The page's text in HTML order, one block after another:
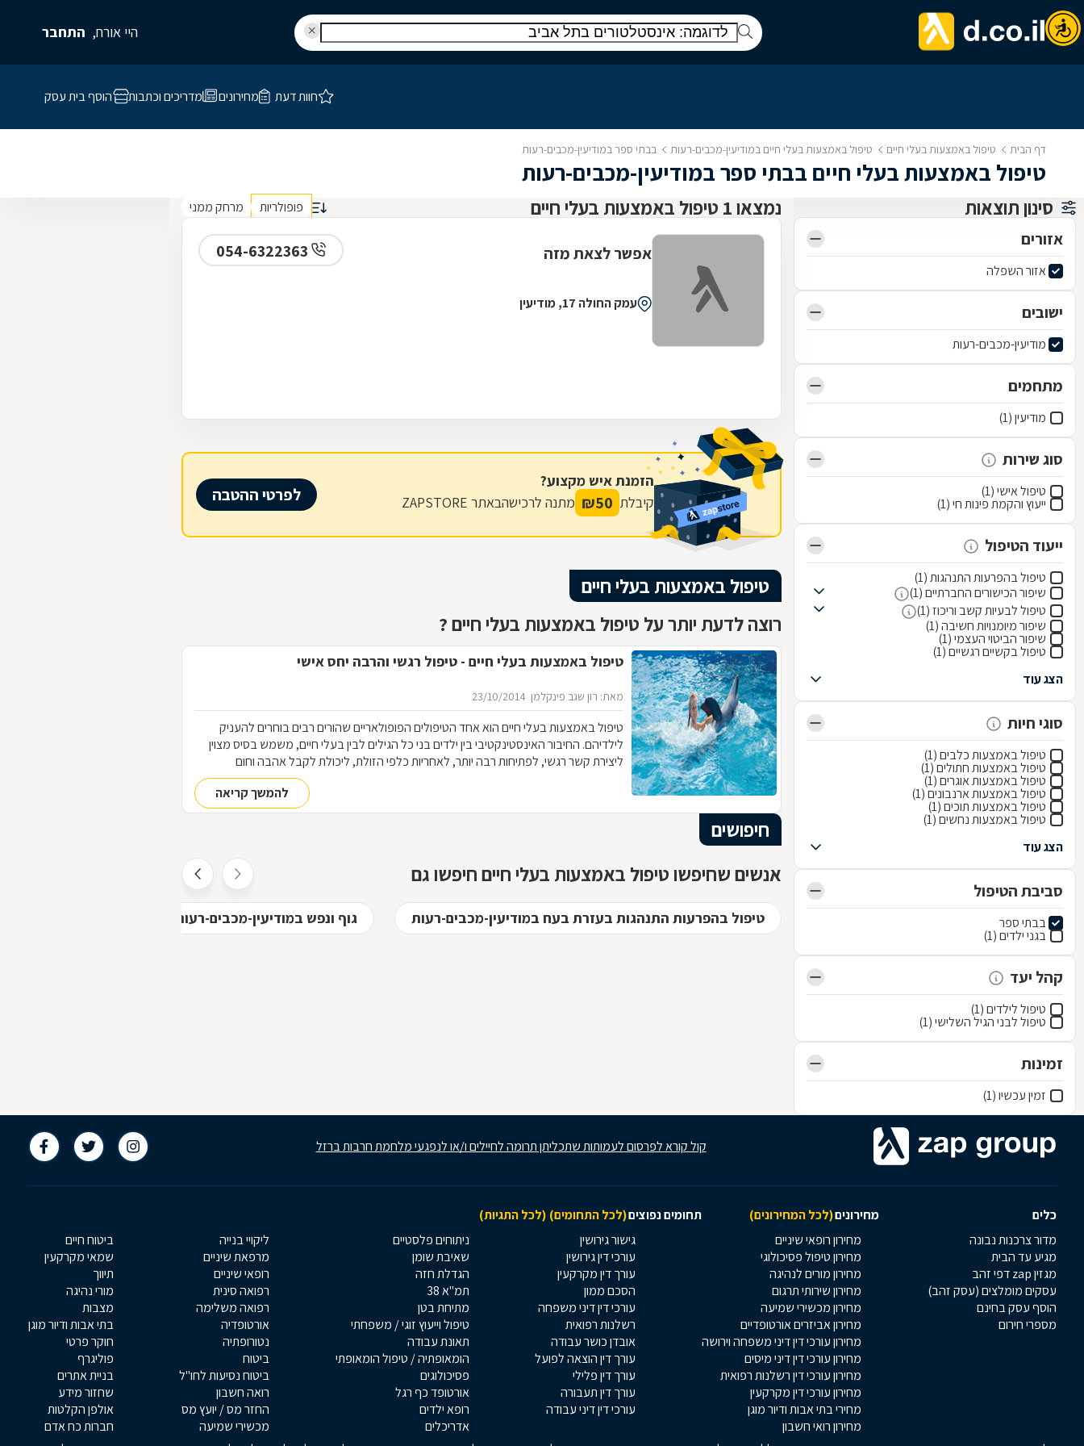
היי אורח, התחבר
חוות דעת מחירונים מדריכים וכתבות הוסף בית עסק
דף הבית טיפול באמצעות בעלי חיים טיפול באמצעות בעלי חיים במודיעין-מכבים-רעות בבתי ספר במודיעין-מכבים-רעות
טיפול באמצעות בעלי חיים בבתי ספר במודיעין-מכבים-רעות
סינון תוצאות
אזורים
אזור השפלה
ישובים
מודיעין-מכבים-רעות
מתחמים
מודיעין (1)
סוג שירות
טיפול אישי (1)
ייעוץ והקמת פינות חי (1)
ייעוד הטיפול
טיפול בהפרעות התנהגות (1)
שיפור הכישורים החברתיים (1)
טיפול לבעיות קשב וריכוז (1)
שיפור מיומנויות חשיבה (1)
שיפור הביטוי העצמי (1)
טיפול בקשיים רגשיים (1)
הצג עוד
סוגי חיות
טיפול באמצעות כלבים (1)
טיפול באמצעות חתולים (1)
טיפול באמצעות אוגרים (1)
טיפול באמצעות ארנבונים (1)
טיפול באמצעות תוכים (1)
טיפול באמצעות נחשים (1)
הצג עוד
סביבת הטיפול
בבתי ספר
בגני ילדים (1)
קהל יעד
טיפול לילדים (1)
טיפול לבני הגיל השלישי (1)
זמינות
זמין עכשיו (1)
נמצאו 1 טיפול באמצעות בעלי חיים פופולריות מרחק ממני
אפשר לצאת מזה
עמק החולה 17, מודיעין
הזמנת איש מקצוע?
קיבלת 50
₪ מתנה לרכישהבאתר ZAPSTORE לפרטי ההטבה
טיפול באמצעות בעלי חיים
רוצה לדעת יותר על טיפול באמצעות בעלי חיים ?
טיפול באמצעות בעלי חיים - טיפול רגשי והרבה יחס אישי
מאת: רון שגב פינקלמן 23/10/2014
טיפול באמצעות בעלי חיים הוא אחד הטיפולים הפופולאריים שהורים רבים בוחרים להעניק
לילדיהם. החיבור האינסטינקטיבי בין ילדים בני כל הגילים לבין בעלי חיים, משמש בסיס מצוין
ליצירת קשר רגשי, לפתיחות רבה יותר, לאחריות כלפי הזולת, ליכולת לקבל אהבה וחום
ועוד-ועוד. הקשר שנוצר בין הילדים ובין בעלי החיים, מאפשר טיפול רגשי בבעיות ובקשיים
מסוגים שונים. איך בוחרים את החיה המתאימה לטיפול בבעיה מסוימת, ומהו המסלול להכשרת
מטפלים בתחום? בכתבה שלפניכם.
להמשך קריאה
חיפושים
אנשים שחיפשו טיפול באמצעות בעלי חיים חיפשו גם
טיפול בהפרעות התנהגות בעזרת בעח במודיעין-מכבים-רעות גוף ונפש במודיעין-מכבים-רעות
קול קורא לפרסום לעמותות שתכליתן תרומה לחיילים ו/או לנפגעי מלחמת חרבות ברזל
כלים מחירונים(לכל המחירונים) תחומים נפוצים(לכל התחומים) (לכל התגיות)
מדור צרכנות נבונה
מגיע עד הבית
מגזין zap דפי זהב
עסקים מומלצים (עסק זהב)
הוסף עסק בחינם
מספרי חירום
מחירון רופאי שיניים
מחירון טיפול פסיכולוגי
מחירון מורים לנהיגה
מחירון שירותי תרגום
מחירון מכשירי שמיעה
מחירון אביזרים אורטופדיים
מחירון עורכי דין דיני משפחה וירושה
מחירון עורכי דין דיני מיסים
מחירון עורכי דין רשלנות רפואית
מחירון עורכי דין מקרקעין
מחירי בתי אבות ודיור מוגן
מחירון רואי חשבון
גישור גירושין
עורכי דין גירושין
עורך דין מקרקעין
הסכם ממון
עורכי דין דיני משפחה
רשלנות רפואית
אובדן כושר עבודה
עורך דין הוצאה לפועל
עורך דין פלילי
עורך דין תעבורה
עורכי דין דיני עבודה
ניתוחים פלסטיים
שאיבת שומן
הגדלת חזה
תמ"א 38
מתיחת בטן
טיפול וייעוץ זוגי / משפחתי
תאונת עבודה
הומאופתיה / טיפול הומאופתי
פסיכולוגים
אורטופד כף רגל
רופא ילדים
אדריכלים
ליקויי בנייה
מרפאת שיניים
רופאי שיניים
רפואה סינית
רפואה משלימה
אורטופדיה
נטורופתיה
ביטוח
ביטוח נסיעות לחו"ל
רואה חשבון
החזר מס / יועץ מס
מכשירי שמיעה
ביטוח חיים
שמאי מקרקעין
תיווך
מורי נהיגה
מצבות
בתי אבות ודיור מוגן
חוקר פרטי
פוליגרף
בניית אתרים
שחזור מידע
אולפן הקלטות
חברות כח אדם